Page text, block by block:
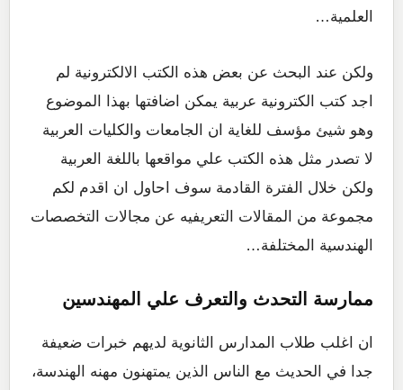
العلمية…
ولكن عند البحث عن بعض هذه الكتب الالكترونية لم
اجد كتب الكترونية عربية يمكن اضافتها بهذا الموضوع
وهو شيئ مؤسف للغاية ان الجامعات والكليات العربية
لا تصدر مثل هذه الكتب علي مواقعها باللغة العربية
ولكن خلال الفترة القادمة سوف احاول ان اقدم لكم
مجموعة من المقالات التعريفيه عن مجالات التخصصات
الهندسية المختلفة…
ممارسة التحدث والتعرف علي المهندسين
ان اغلب طلاب المدارس الثانوية لديهم خبرات ضعيفة
جدا في الحديث مع الناس الذين يمتهنون مهنه الهندسة،